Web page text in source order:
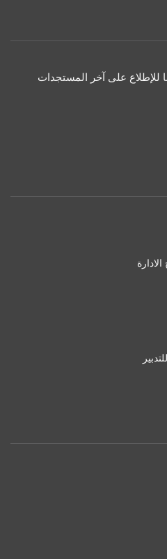
للإطلاع على آخر المستجدات